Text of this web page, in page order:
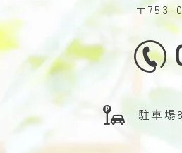
〒753-
駐車場